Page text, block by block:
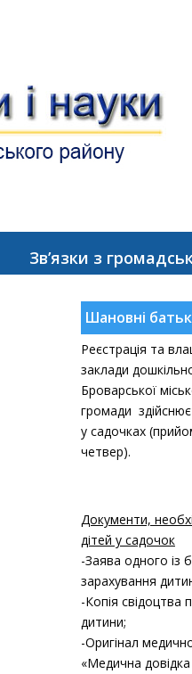
Зв’язки з
Шановні
Реєстрація та
заклади
Броварської
громади
у садочках
четвер).
Документи,
дітей у садочок
-Заява одного із
зарахування
-Копія свідоцтва
дитини;
-Оригінал
«Медична